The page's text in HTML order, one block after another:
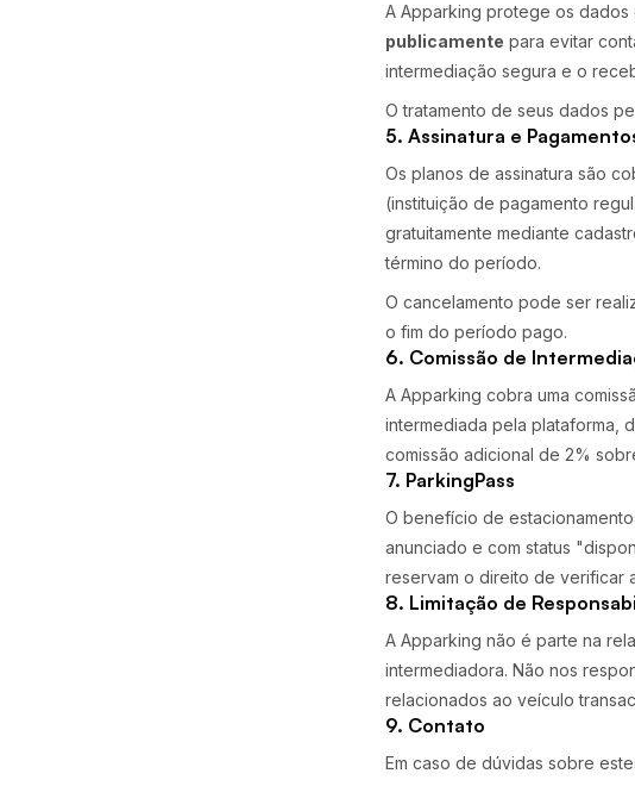
A Apparking protege os dados
publicamente para evitar
intermediação segura e o
O tratamento de seus dados
5. Assinatura e
Os planos de assinatura são
(instituição de pagamento
gratuitamente mediante
término do período.
O cancelamento pode ser
o fim do período pago.
6. Comissão de
A Apparking cobra uma
intermediada pela plataforma,
comissão adicional de 2%
7. ParkingPass
O benefício de
anunciado e com status
reservam o direito de verificar
8. Limitação de
A Apparking não é parte na
intermediadora. Não nos
relacionados ao veículo
9. Contato
Em caso de dúvidas sobre